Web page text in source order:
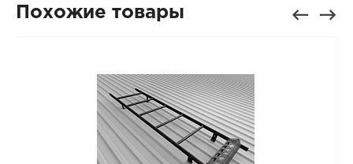
Похожие товары